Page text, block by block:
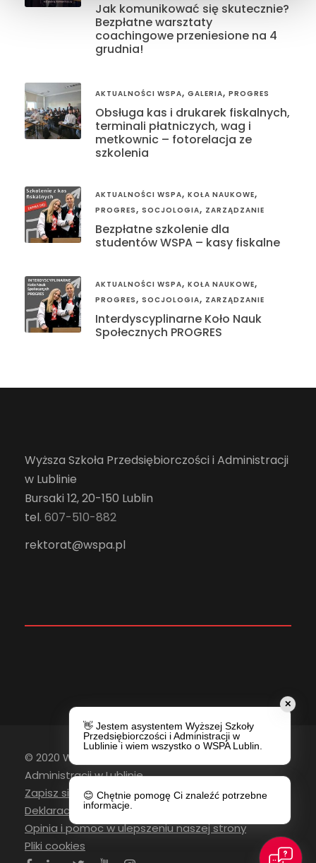
Jak komunikować się skutecznie?
Bezpłatne warsztaty
coachingowe przeniesione na 4
grudnia!
AKTUALNOŚCI WSPA, GALERIA, PROGRES
Obsługa kas i drukarek fiskalnych,
terminali płatniczych, wag i
metkownic – fotorelacja ze
szkolenia
AKTUALNOŚCI WSPA, KOŁA NAUKOWE,
PROGRES, SOCJOLOGIA, ZARZĄDZANIE
Bezpłatne szkolenie dla
studentów WSPA – kasy fiskalne
AKTUALNOŚCI WSPA, KOŁA NAUKOWE,
PROGRES, SOCJOLOGIA, ZARZĄDZANIE
Interdyscyplinarne Koło Nauk
Społecznych PROGRES
Wyższa Szkoła Przedsiębiorczości i Administracji
w Lublinie
Bursaki 12, 20-150 Lublin
tel. 607-510-882
rektorat@wspa.pl
© 2020 Wyższa Szkoła Przedsiębiorczości i
Administracji w Lublinie
Zapisz się do newslettera
Deklaracja Dostępności
Opinia i pomoc w ulepszeniu naszej strony
Pliki cookies
✕
👋 Jestem asystentem Wyższej Szkoły
Przedsiębiorczości i Administracji w
Lublinie i wiem wszystko o WSPA Lublin.
😊 Chętnie pomogę Ci znaleźć potrzebne
informacje.